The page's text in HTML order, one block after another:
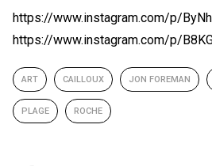
https://www.instagram.com/p/
https://www.instagram.com/p/
ART CAILLOUX JON FOREMAN
PLAGE ROCHE